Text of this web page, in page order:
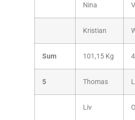
Nina
Kristian
Sum 101,15 Kg
5 Thomas
Liv